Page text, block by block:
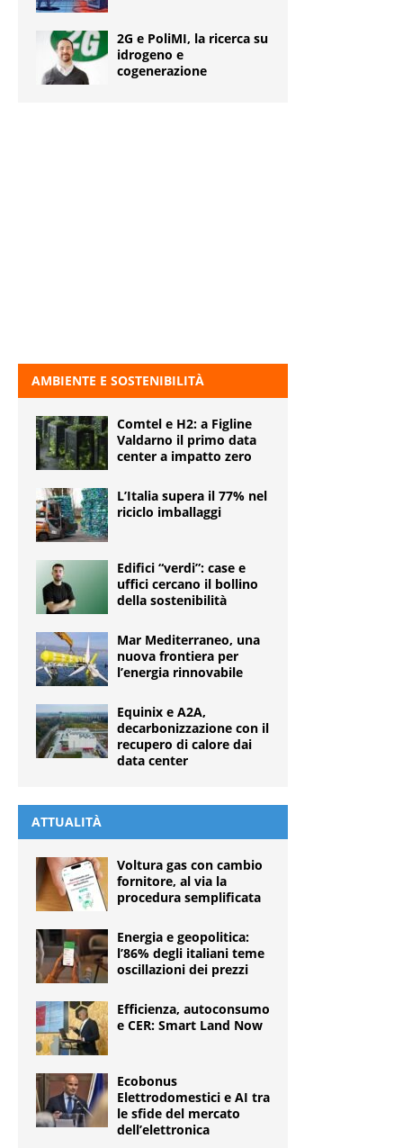
2G e PoliMI, la ricerca su
idrogeno e
cogenerazione
AMBIENTE E SOSTENIBILITÀ
Comtel e H2: a Figline
Valdarno il primo data
center a impatto zero
L’Italia supera il 77% nel
riciclo imballaggi
Edifici “verdi”: case e
uffici cercano il bollino
della sostenibilità
Mar Mediterraneo, una
nuova frontiera per
l’energia rinnovabile
Equinix e A2A,
decarbonizzazione con il
recupero di calore dai
data center
ATTUALITÀ
Voltura gas con cambio
fornitore, al via la
procedura semplificata
Energia e geopolitica:
l’86% degli italiani teme
oscillazioni dei prezzi
Efficienza, autoconsumo
e CER: Smart Land Now
Ecobonus
Elettrodomestici e AI tra
le sfide del mercato
dell’elettronica